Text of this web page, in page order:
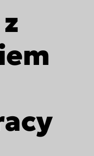
2025)
2025)